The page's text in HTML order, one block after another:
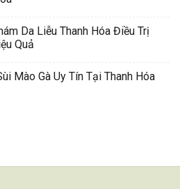
Da Liễu Thanh Hóa Điều Trị
Quả
Mào Gà Uy Tín Tại Thanh Hóa